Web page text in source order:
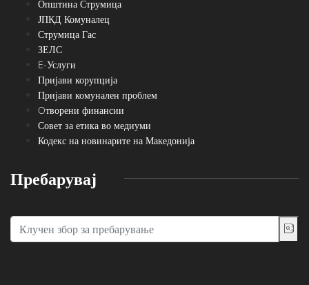
Општина Струмица
ЈПКД Комуналец
Струмица Гас
ЗЕЛС
E-Услуги
Пријави корупција
Пријави комунален проблем
Oтворени финансии
Совет за етика во медиуми
Кодекс на новинарите на Македонија
Пребарувај